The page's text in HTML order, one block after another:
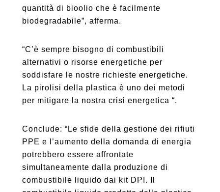
quantità di bioolio che è facilmente
biodegradabile”, afferma.
“C’è sempre bisogno di combustibili
alternativi o risorse energetiche per
soddisfare le nostre richieste energetiche.
La pirolisi della plastica è uno dei metodi
per mitigare la nostra crisi energetica “.
Conclude: “Le sfide della gestione dei rifiuti
PPE e l’aumento della domanda di energia
potrebbero essere affrontate
simultaneamente dalla produzione di
combustibile liquido dai kit DPI. Il